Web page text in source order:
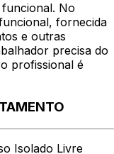
No
fornecida
e outras
precisa do
profissional é
Isolado Livre